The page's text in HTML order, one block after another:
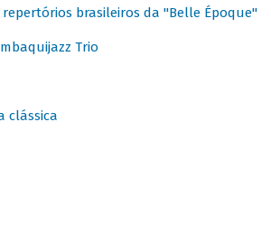
repertórios brasileiros da "Belle Époque"
Trio
clássica